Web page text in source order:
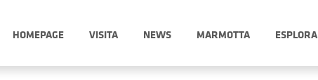
HOMEPAGE VISITA NEWS MARMOTTA ESPLORA